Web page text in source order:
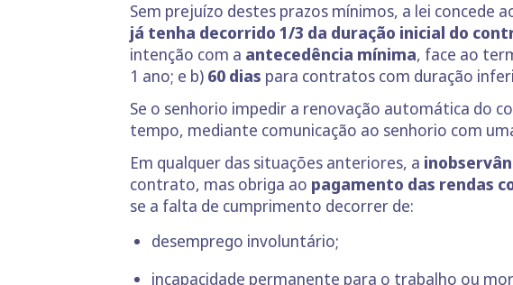
Sem prejuízo destes prazos mínimos, a lei
já tenha decorrido 1/3 da duração inicial do
intenção com a antecedência mínima, face ao
1 ano; e b) 60 dias para contratos com duração
Se o senhorio impedir a renovação automática do
tempo, mediante comunicação ao senhorio com
Em qualquer das situações anteriores, a
contrato, mas obriga ao pagamento das rendas
se a falta de cumprimento decorrer de:
desemprego involuntário;
incapacidade permanente para o trabalho ou